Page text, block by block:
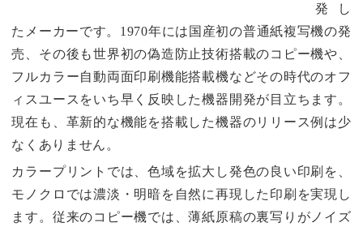
発し
たメーカーです。1970年には国産初の普通紙複写機の発
売、その後も世界初の偽造防止技術搭載のコピー機や、
フルカラー自動両面印刷機能搭載機などその時代のオフ
ィスユースをいち早く反映した機器開発が目立ちます。
現在も、革新的な機能を搭載した機器のリリース例は少
なくありません。
カラープリントでは、色域を拡大し発色の良い印刷を、
モノクロでは濃淡・明暗を自然に再現した印刷を実現し
ます。従来のコピー機では、薄紙原稿の裏写りがノイズ